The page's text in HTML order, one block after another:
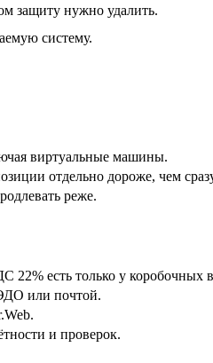
защиту нужно удалить.
систему.
виртуальные машины.
отдельно дороже, чем
реже.
есть только у коробочных
или почтой.
и проверок.